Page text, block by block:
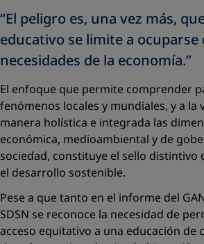
“El peligro es, una vez más,
educativo se limite a ocuparse
necesidades de la economía.”
El enfoque que permite comprender
fenómenos locales y mundiales, y a la
manera holística e integrada las
económica, medioambiental y de
sociedad, constituye el sello distintivo
el desarrollo sostenible.
Pese a que tanto en el informe del
SDSN se reconoce la necesidad de
acceso equitativo a una educación de